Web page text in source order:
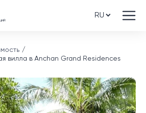
вилла в Anchan Grand Residences